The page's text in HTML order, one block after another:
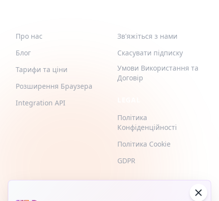
Про нас
Блог
Тарифи та ціни
Розширення Браузера
Integration API
Зв'яжіться з нами
Скасувати підписку
Умови Використання та
Договір
Політика
Конфіденційності
Політика Cookie
GDPR